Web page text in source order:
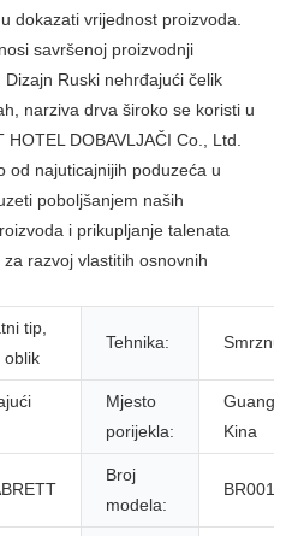
dokazati vrijednost proizvoda.
savršenoj proizvodnji
Ruski nehrđajući čelik
narziva drva široko se koristi u
DOBAVLJAČI Co., Ltd.
od najuticajnijih poduzeća u
poboljšanjem naših
i prikupljanje talenata
razvoj vlastitih osnovnih
tip,
oblik
Tehnika: Smrznut
Mjesto
porijekla:
Kina
Broj
modela:
BR001H